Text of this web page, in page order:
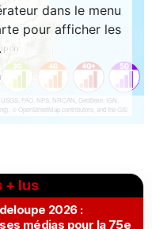
+ lus
2026 :
médias pour la 75e